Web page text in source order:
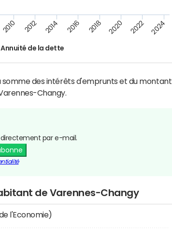
Annuité de la dette
2010 2012 2014 2016 2018 2020 2022 2024
somme des intérêts d'emprunts et du montant
Changy.
directement par e-mail.
de Varennes-Changy
l'Economie)